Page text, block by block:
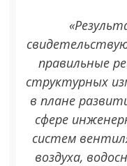
правильные
структурных
в плане
сфере
систем
воздуха,